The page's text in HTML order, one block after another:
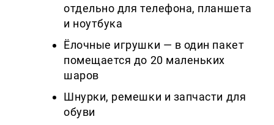
отдельно для телефона, планшета
и ноутбука
Ёлочные игрушки — в один пакет
помещается до 20 маленьких
шаров
Шнурки, ремешки и запчасти для
обуви